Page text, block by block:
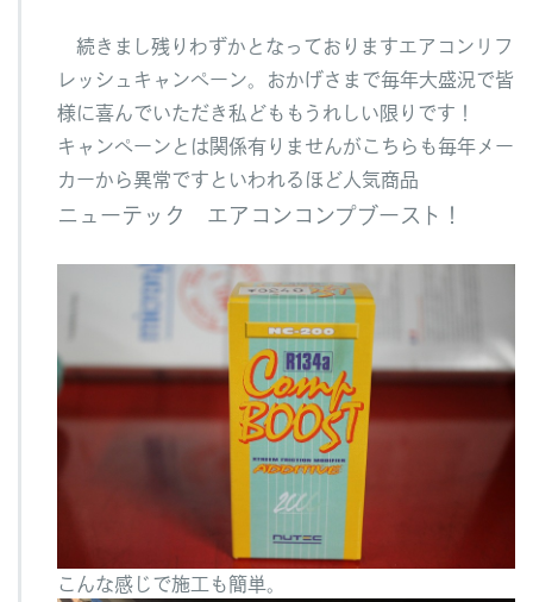
続きまし残りわずかとなっておりますエアコンリフ
レッシュキャンペーン。おかげさまで毎年大盛況で皆
様に喜んでいただき私どももうれしい限りです！
キャンペーンとは関係有りませんがこちらも毎年メー
カーから異常ですといわれるほど人気商品
ニューテック エアコンコンプブースト！
こんな感じで施工も簡単。